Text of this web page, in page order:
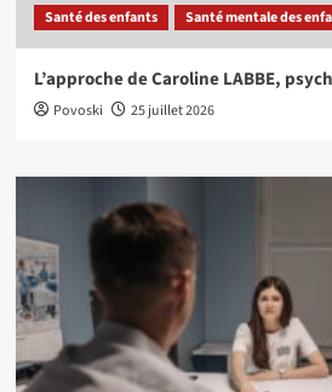
Santé des enfants
Santé mentale des
L’approche de Caroline LABBE,
Povoski 25 juillet 2026